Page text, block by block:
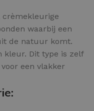
crèmekleurige
waarbij een
de natuur komt.
kleur. Dit type is zelf
een vlakker